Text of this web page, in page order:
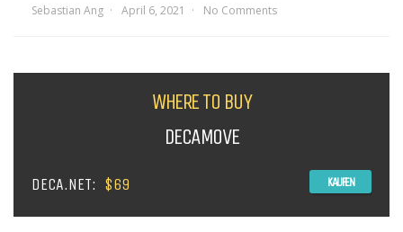
Sebastian Ang April 6, 2021 No Comments
WHERE TO BUY
DECAMOVE
DECA.NET: $69 KAUFEN